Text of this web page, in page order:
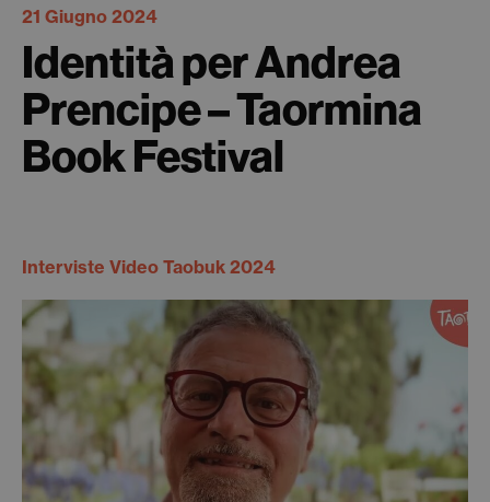
21 Giugno 2024
Identità per Andrea
Prencipe – Taormina
Book Festival
Interviste Video Taobuk 2024